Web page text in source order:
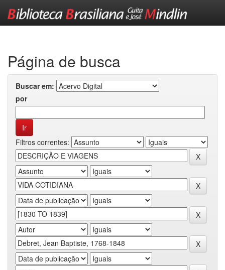
Página de busca
Buscar em:
por
Filtros correntes: